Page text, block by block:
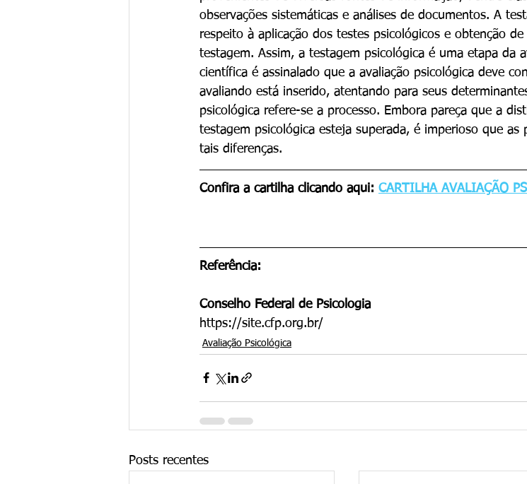
observações sistemáticas e análises de documentos. A
respeito à aplicação dos testes psicológicos e obtenção
testagem. Assim, a testagem psicológica é uma etapa da
científica é assinalado que a avaliação psicológica deve
avaliando está inserido, atentando para seus
psicológica refere-se a processo. Embora pareça que a
testagem psicológica esteja superada, é imperioso que as
tais diferenças.
Confira a cartilha clicando aqui: CARTILHA AVALIAÇÃO
Referência:
Conselho Federal de Psicologia
https://site.cfp.org.br/
Avaliação Psicológica
Posts recentes